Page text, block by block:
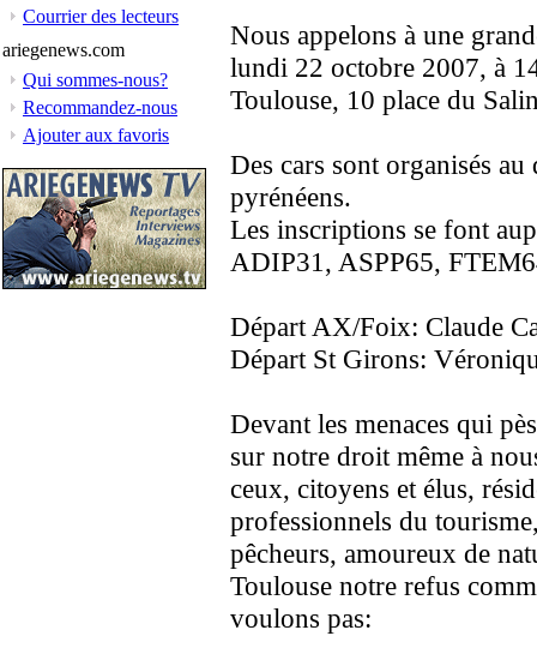
Courrier des lecteurs
ariegenews.com
Qui sommes-nous?
Recommandez-nous
Ajouter aux favoris
Nous appelons à une
lundi 22 octobre 2007, à
Toulouse, 10 place du
Des cars sont organisés
pyrénéens.
Les inscriptions se font
ADIP31, ASPP65,
Départ AX/Foix: Claude
Départ St Girons:
Devant les menaces qui
sur notre droit même à
ceux, citoyens et élus,
professionnels du
pêcheurs, amoureux de
Toulouse notre refus
voulons pas: